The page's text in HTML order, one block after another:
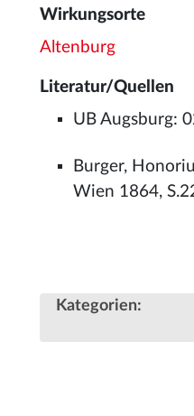
Wirkungsorte
Altenburg
Literatur/Quellen
UB Augsburg:
Burger,
Wien 1864,
Kategorien: